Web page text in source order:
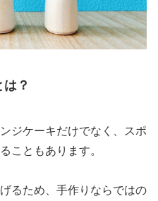
？
ジケーキだけでなく、スポ
こともあります。
るため、手作りならではの